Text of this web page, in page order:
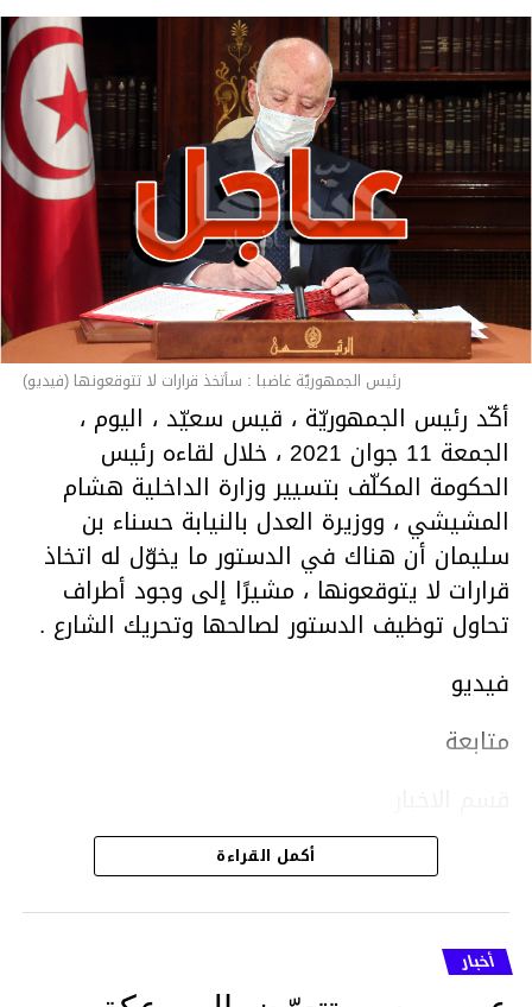
رئيس الجمهوريّة غاضبا : سأتخذ قرارات لا تتوقعونها (فيديو)
أكّد رئيس الجمهوريّة ، قيس سعيّد ، اليوم ،
الجمعة 11 جوان 2021 ، خلال لقاءه رئيس
الحكومة المكلّف بتسيير وزارة الداخلية هشام
المشيشي ، ووزيرة العدل بالنيابة حسناء بن
سليمان أن هناك في الدستور ما يخوّل له اتخاذ
قرارات لا يتوقعونها ، مشيرًا إلى وجود أطراف
تحاول توظيف الدستور لصالحها وتحريك الشارع .
فيديو
متابعة
أكمل القراءة
أخبار